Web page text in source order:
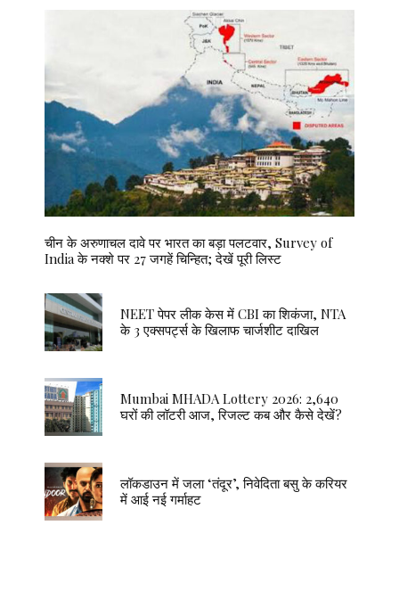
चीन के अरुणाचल दावे पर भारत का बड़ा पलटवार, Survey of
India के नक्शे पर 27 जगहें चिन्हित; देखें पूरी लिस्ट
NEET पेपर लीक केस में CBI का शिकंजा, NTA
के 3 एक्सपर्ट्स के खिलाफ चार्जशीट दाखिल
Mumbai MHADA Lottery 2026: 2,640
घरों की लॉटरी आज, रिजल्ट कब और कैसे देखें?
लॉकडाउन में जला ‘तंदूर’, निवेदिता बसु के करियर
में आई नई गर्माहट